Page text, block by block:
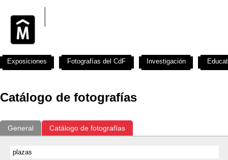
Catálogo de fotografías
General Catálogo de fotografías
Exposiciones Fotografías del CdF Investigación